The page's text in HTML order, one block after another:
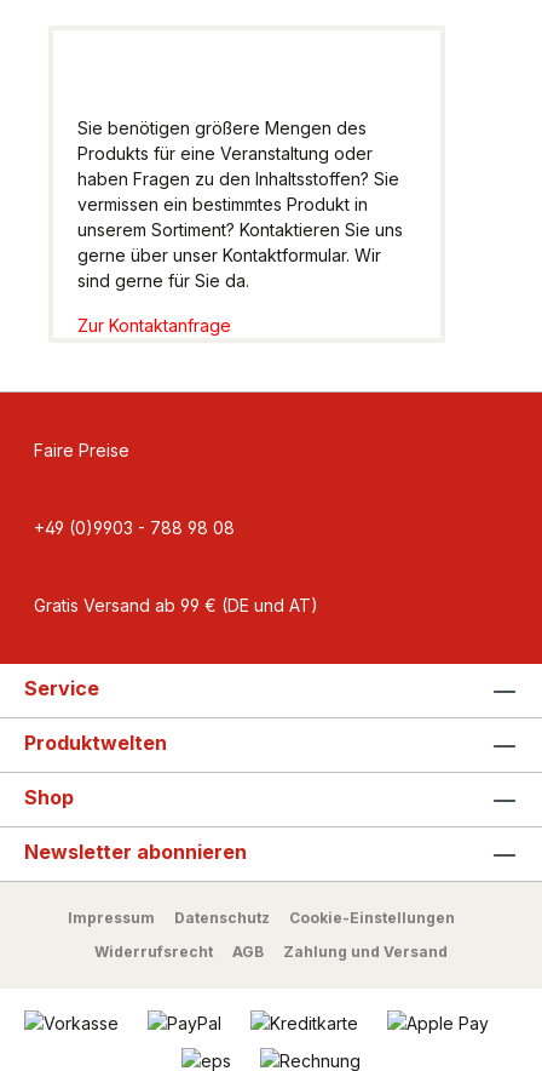
Sie benötigen größere Mengen des
Produkts für eine Veranstaltung oder
haben Fragen zu den Inhaltsstoffen? Sie
vermissen ein bestimmtes Produkt in
unserem Sortiment? Kontaktieren Sie uns
gerne über unser Kontaktformular. Wir
sind gerne für Sie da.
Zur Kontaktanfrage
Faire Preise
+49 (0)9903 - 788 98 08
Gratis Versand ab 99 € (DE und AT)
Service
Produktwelten
Shop
Newsletter abonnieren
Impressum Datenschutz
Cookie-Einstellungen
Widerrufsrecht
AGB Zahlung und Versand